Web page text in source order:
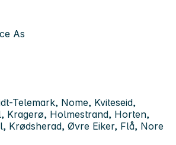
As
Telemark, Nome, Kviteseid,
Kragerø, Holmestrand, Horten,
Krødsherad, Øvre Eiker, Flå, Nore